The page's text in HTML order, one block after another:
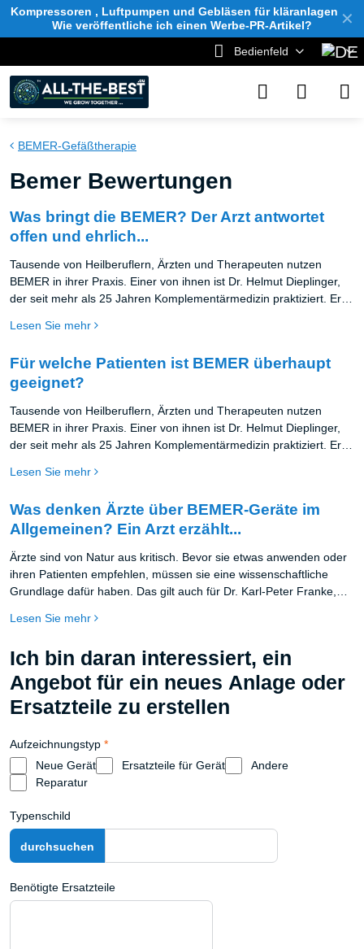
✕
Kompressoren , Luftpumpen und Gebläsen für kläranlagen
Wie veröffentliche ich einen Werbe-PR-Artikel?
Bedienfeld
BEMER-Gefäßtherapie
Bemer Bewertungen
Was bringt die BEMER? Der Arzt antwortet
offen und ehrlich...
Tausende von Heilberuflern, Ärzten und Therapeuten nutzen
BEMER in ihrer Praxis. Einer von ihnen ist Dr. Helmut Dieplinger,
der seit mehr als 25 Jahren Komplementärmedizin praktiziert. Er
diesem kurzen Video, bei welchen Patienten und wie oft er deren
Lesen Sie mehr
Für welche Patienten ist BEMER überhaupt
geeignet?
Tausende von Heilberuflern, Ärzten und Therapeuten nutzen
BEMER in ihrer Praxis. Einer von ihnen ist Dr. Helmut Dieplinger,
der seit mehr als 25 Jahren Komplementärmedizin praktiziert. Er
diesem kurzen Video, bei welchen Patienten und wie oft er deren
Lesen Sie mehr
Was denken Ärzte über BEMER-Geräte im
Allgemeinen? Ein Arzt erzählt...
Ärzte sind von Natur aus kritisch. Bevor sie etwas anwenden oder
ihren Patienten empfehlen, müssen sie eine wissenschaftliche
Grundlage dafür haben. Das gilt auch für Dr. Karl-Peter Franke,
diesem Video erklärt er kurz, warum er sich für BEMER
einsetzt.
Lesen Sie mehr
Ich bin daran interessiert, ein
Angebot für ein neues Anlage oder
Ersatzteile zu erstellen
Aufzeichnungstyp *
Neue Gerät
Ersatzteile für Gerät
Andere
Reparatur
Typenschild
Benötigte Ersatzteile